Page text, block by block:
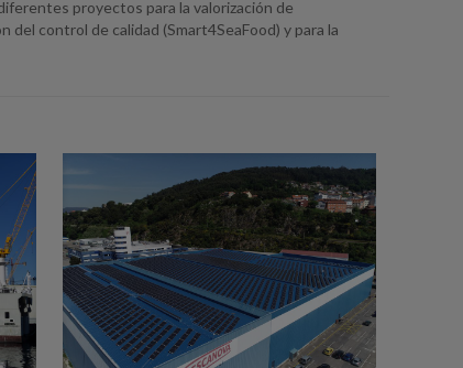
proyectos para la valorización de
del control de calidad (Smart4SeaFood) y para la